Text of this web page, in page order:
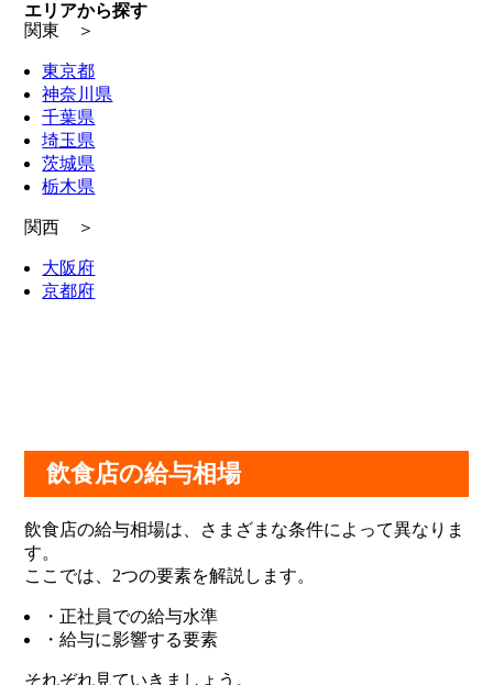
エリアから探す
関東 ＞
東京都
神奈川県
千葉県
埼玉県
茨城県
栃木県
関西 ＞
大阪府
京都府
飲食店の給与相場
飲食店の給与相場は、さまざまな条件によって異なりま
す。
ここでは、2つの要素を解説します。
・正社員での給与水準
・給与に影響する要素
それぞれ見ていきましょう。